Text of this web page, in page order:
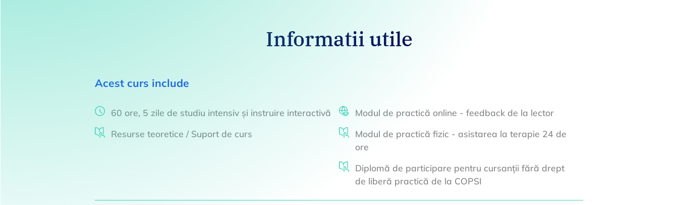
Informatii utile
Acest curs include
60 ore, 5 zile de studiu intensiv și instruire interactivă
Resurse teoretice / Suport de curs
Modul de practică online - feedback de la lector
Modul de practică fizic - asistarea la terapie 24 de
ore
Diplomă de participare pentru cursanții fără drept
de liberă practică de la COPSI